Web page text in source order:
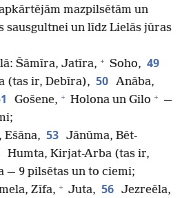
mazpilsētām un
sausgultnei un līdz Lielās jūras
Šāmīra, Jatīra, + Soho, 49
(tas ir, Debīra), 50 Anāba,
Gošene, + Holona un Gilo + —
Ešāna, 53 Jānūma, Bēt-
Humta, Kirjat-Arba (tas ir,
— 9 pilsētas un to ciemi;
Zīfa, + Juta, 56 Jezreēla,